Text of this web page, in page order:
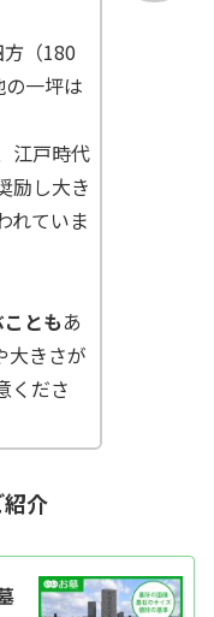
（180
一坪は
江戸時代
励し大き
れていま
ともあ
大きさが
くださ
介